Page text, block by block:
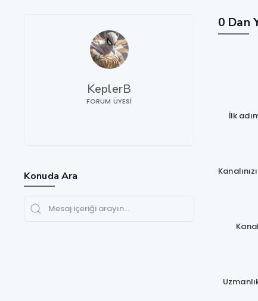
0 Dan
İlk
KeplerB
FORUM ÜYESI
Konuda Ara